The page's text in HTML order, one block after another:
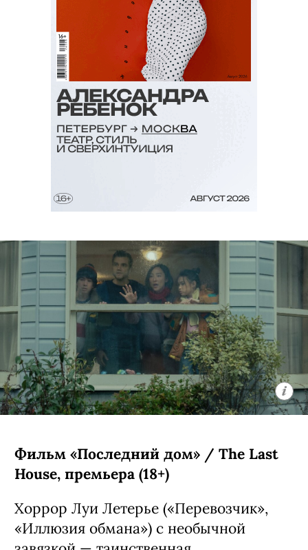
Фильм «Последний дом» / The Last
House, премьера (18+)
Хоррор Луи Летерье («Перевозчик»,
«Иллюзия обмана») с необычной